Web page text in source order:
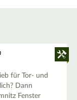
für Tor- und
Dann
Fenster